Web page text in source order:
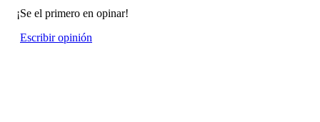
¡Se el primero en opinar!
Escribir opinión